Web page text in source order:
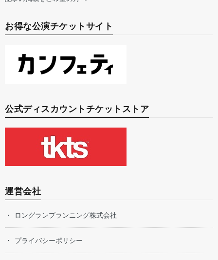
お得な公演チケットサイト
公式ディスカウントチケットストア
運営会社
ロングランプランニング株式会社
プライバシーポリシー